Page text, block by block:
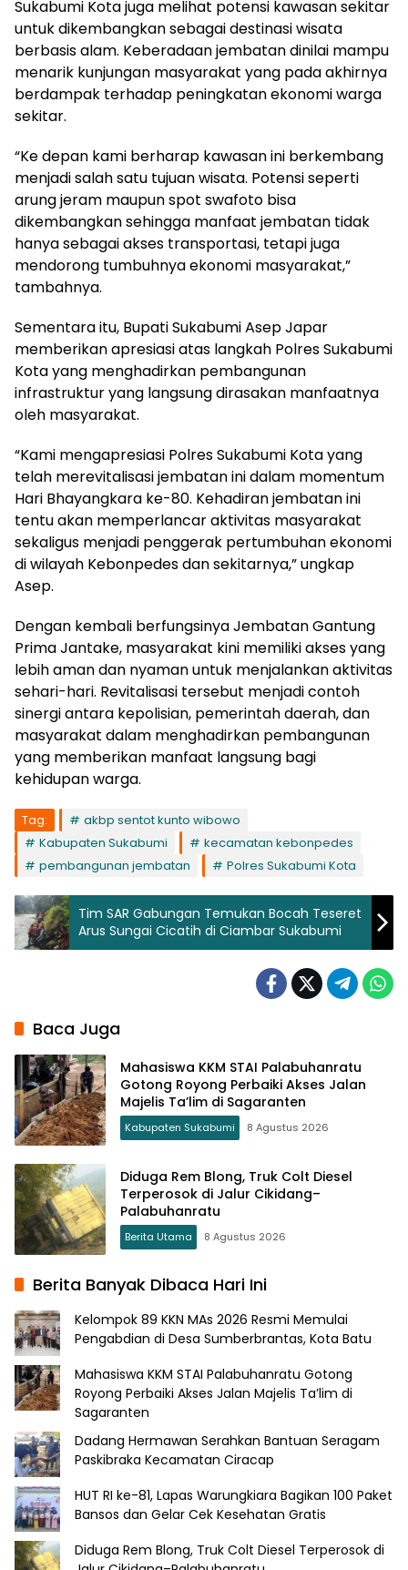
Sukabumi Kota juga melihat potensi kawasan sekitar
untuk dikembangkan sebagai destinasi wisata
berbasis alam. Keberadaan jembatan dinilai mampu
menarik kunjungan masyarakat yang pada akhirnya
berdampak terhadap peningkatan ekonomi warga
sekitar.
“Ke depan kami berharap kawasan ini berkembang
menjadi salah satu tujuan wisata. Potensi seperti
arung jeram maupun spot swafoto bisa
dikembangkan sehingga manfaat jembatan tidak
hanya sebagai akses transportasi, tetapi juga
mendorong tumbuhnya ekonomi masyarakat,”
tambahnya.
Sementara itu, Bupati Sukabumi Asep Japar
memberikan apresiasi atas langkah Polres Sukabumi
Kota yang menghadirkan pembangunan
infrastruktur yang langsung dirasakan manfaatnya
oleh masyarakat.
“Kami mengapresiasi Polres Sukabumi Kota yang
telah merevitalisasi jembatan ini dalam momentum
Hari Bhayangkara ke-80. Kehadiran jembatan ini
tentu akan memperlancar aktivitas masyarakat
sekaligus menjadi penggerak pertumbuhan ekonomi
di wilayah Kebonpedes dan sekitarnya,” ungkap
Asep.
Dengan kembali berfungsinya Jembatan Gantung
Prima Jantake, masyarakat kini memiliki akses yang
lebih aman dan nyaman untuk menjalankan aktivitas
sehari-hari. Revitalisasi tersebut menjadi contoh
sinergi antara kepolisian, pemerintah daerah, dan
masyarakat dalam menghadirkan pembangunan
yang memberikan manfaat langsung bagi
kehidupan warga.
Tag:
akbp sentot kunto wibowo
Kabupaten Sukabumi
kecamatan kebonpedes
pembangunan jembatan
Polres Sukabumi Kota
Tim SAR Gabungan Temukan Bocah Teseret
Arus Sungai Cicatih di Ciambar Sukabumi
Baca Juga
Mahasiswa KKM STAI Palabuhanratu
Gotong Royong Perbaiki Akses Jalan
Majelis Ta’lim di Sagaranten
Kabupaten Sukabumi 8 Agustus 2026
Diduga Rem Blong, Truk Colt Diesel
Terperosok di Jalur Cikidang–
Palabuhanratu
Berita Utama 8 Agustus 2026
Berita Banyak Dibaca Hari Ini
Kelompok 89 KKN MAs 2026 Resmi Memulai
Pengabdian di Desa Sumberbrantas, Kota Batu
Mahasiswa KKM STAI Palabuhanratu Gotong
Royong Perbaiki Akses Jalan Majelis Ta’lim di
Sagaranten
Dadang Hermawan Serahkan Bantuan Seragam
Paskibraka Kecamatan Ciracap
HUT RI ke-81, Lapas Warungkiara Bagikan 100 Paket
Bansos dan Gelar Cek Kesehatan Gratis
Diduga Rem Blong, Truk Colt Diesel Terperosok di